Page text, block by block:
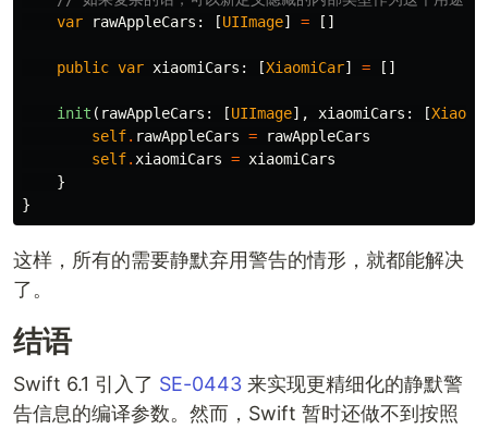
var
rawAppleCars : [UIImage] = []
public var xiaomiCars : [XiaomiCar] = []
init ( rawAppleCars : [UIImage], xiaomiCars : [
self. rawAppleCars =
rawAppleCars
self. xiaomiCars = xiaomiCars
}
}
这样，所有的需要静默弃用警告的情形，就都能解决
了。
结语
Swift 6.1 引入了 SE-0443 来实现更精细化的静默警
告信息的编译参数。然而，Swift 暂时还做不到按照